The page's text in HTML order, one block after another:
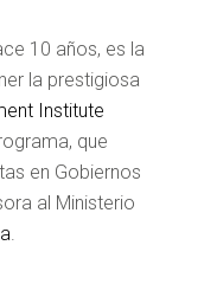
10 años, es la
la prestigiosa
Institute
que
en Gobiernos
al Ministerio
.